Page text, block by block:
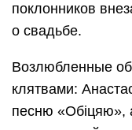
поклонников
о свадьбе.
Возлюбленные
клятвами:
песню «Обіцяю»,